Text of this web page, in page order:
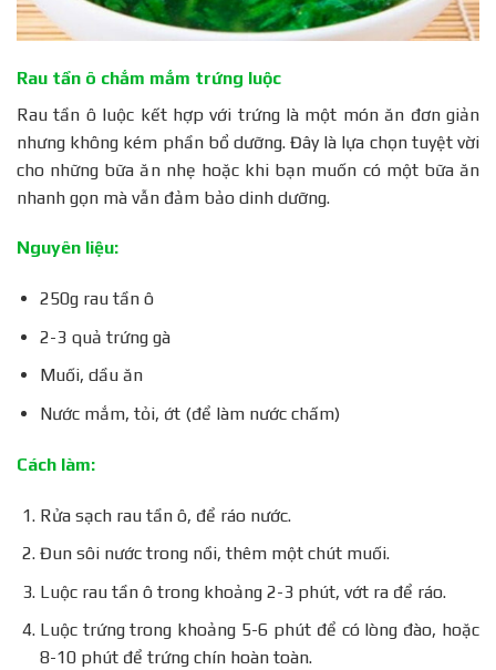
Rau tần ô chắm mắm trứng luộc
Rau tần ô luộc kết hợp với trứng là một món ăn đơn giản
nhưng không kém phần bổ dưỡng. Đây là lựa chọn tuyệt vời
cho những bữa ăn nhẹ hoặc khi bạn muốn có một bữa ăn
nhanh gọn mà vẫn đảm bảo dinh dưỡng.
Nguyên liệu:
250g rau tần ô
2-3 quả trứng gà
Muối, dầu ăn
Nước mắm, tỏi, ớt (để làm nước chấm)
Cách làm:
Rửa sạch rau tần ô, để ráo nước.
Đun sôi nước trong nồi, thêm một chút muối.
Luộc rau tần ô trong khoảng 2-3 phút, vớt ra để ráo.
Luộc trứng trong khoảng 5-6 phút để có lòng đào, hoặc
8-10 phút để trứng chín hoàn toàn.